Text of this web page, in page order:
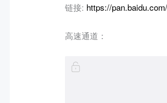
链接: https://
高速通道：